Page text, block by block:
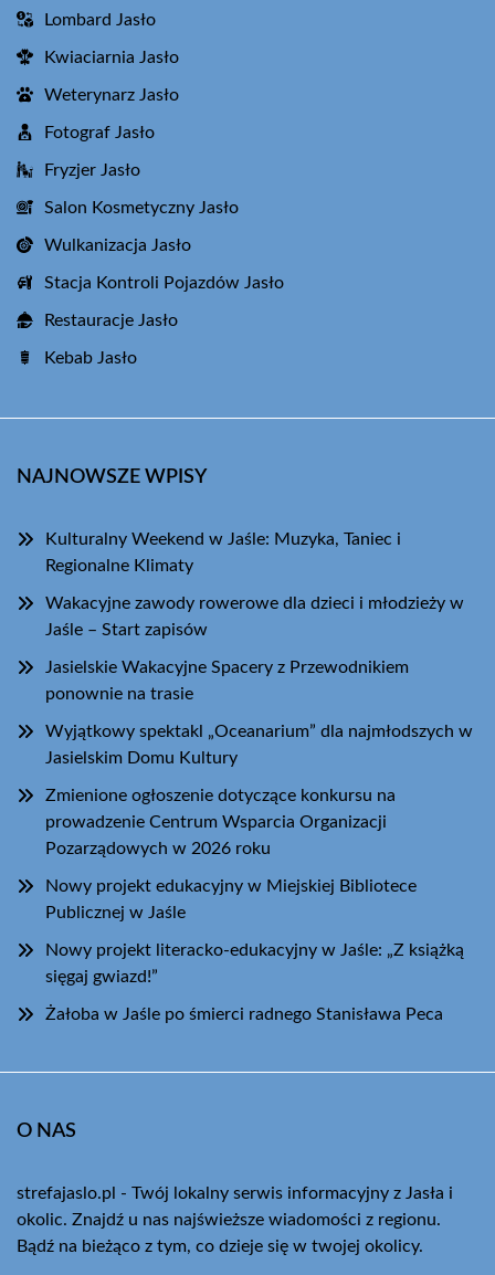
Lombard Jasło
Kwiaciarnia Jasło
Weterynarz Jasło
Fotograf Jasło
Fryzjer Jasło
Salon Kosmetyczny Jasło
Wulkanizacja Jasło
Stacja Kontroli Pojazdów Jasło
Restauracje Jasło
Kebab Jasło
NAJNOWSZE WPISY
Kulturalny Weekend w Jaśle: Muzyka, Taniec i
Regionalne Klimaty
Wakacyjne zawody rowerowe dla dzieci i młodzieży w
Jaśle – Start zapisów
Jasielskie Wakacyjne Spacery z Przewodnikiem
ponownie na trasie
Wyjątkowy spektakl „Oceanarium” dla najmłodszych w
Jasielskim Domu Kultury
Zmienione ogłoszenie dotyczące konkursu na
prowadzenie Centrum Wsparcia Organizacji
Pozarządowych w 2026 roku
Nowy projekt edukacyjny w Miejskiej Bibliotece
Publicznej w Jaśle
Nowy projekt literacko-edukacyjny w Jaśle: „Z książką
sięgaj gwiazd!”
Żałoba w Jaśle po śmierci radnego Stanisława Peca
O NAS
strefajaslo.pl - Twój lokalny serwis informacyjny z Jasła i
okolic. Znajdź u nas najświeższe wiadomości z regionu.
Bądź na bieżąco z tym, co dzieje się w twojej okolicy.